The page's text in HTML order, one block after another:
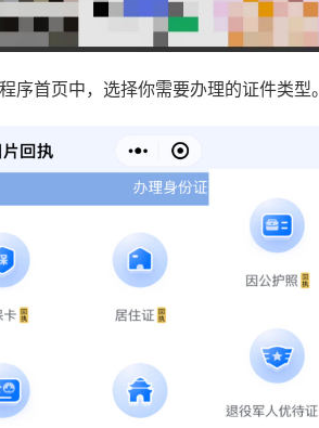
序首页中，选择你需要办理的证件类型。